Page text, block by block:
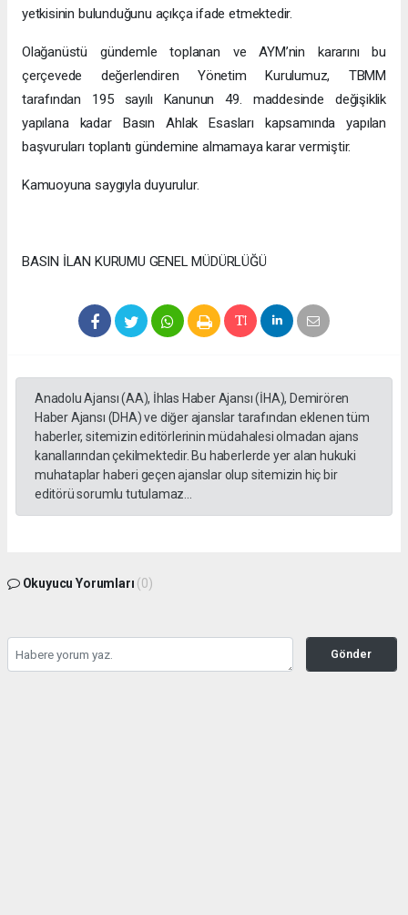
yetkisinin bulunduğunu açıkça ifade etmektedir.
Olağanüstü gündemle toplanan ve AYM’nin kararını bu
çerçevede değerlendiren Yönetim Kurulumuz, TBMM
tarafından 195 sayılı Kanunun 49. maddesinde değişiklik
yapılana kadar Basın Ahlak Esasları kapsamında yapılan
başvuruları toplantı gündemine almamaya karar vermiştir.
Kamuoyuna saygıyla duyurulur.
BASIN İLAN KURUMU GENEL MÜDÜRLÜĞÜ
Anadolu Ajansı (AA), İhlas Haber Ajansı (İHA), Demirören
Haber Ajansı (DHA) ve diğer ajanslar tarafından eklenen tüm
haberler, sitemizin editörlerinin müdahalesi olmadan ajans
kanallarından çekilmektedir. Bu haberlerde yer alan hukuki
muhataplar haberi geçen ajanslar olup sitemizin hiç bir
editörü sorumlu tutulamaz...
Okuyucu Yorumları (0)
Gönder